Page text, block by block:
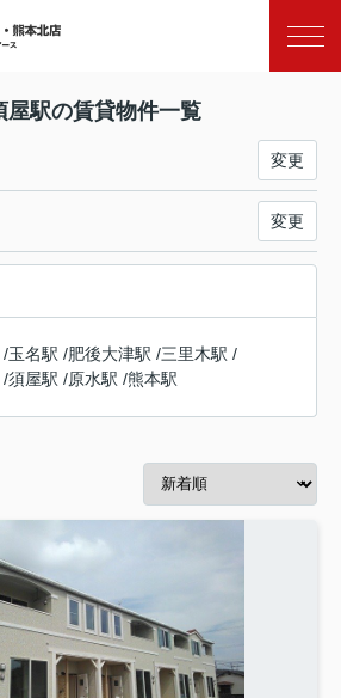
屋駅の賃貸物件一覧
変更
変更
/玉名駅 /肥後大津駅 /三里木駅 /
/須屋駅 /原水駅 /熊本駅